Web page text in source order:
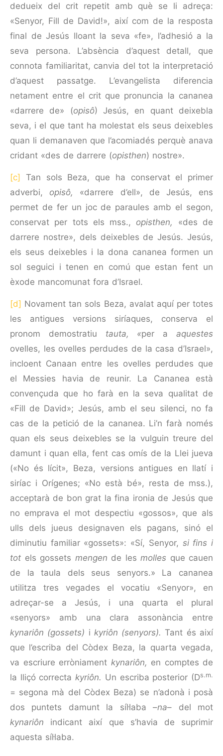
dedueix del crit repetit amb què se li adreça:
«Senyor, Fill de David!», així com de la resposta
final de Jesús lloant la seva «fe», l’adhesió a la
seva persona. L’absència d’aquest detall, que
connota familiaritat, canvia del tot la interpretació
d’aquest passatge. L’evangelista diferencia
netament entre el crit que pronuncia la cananea
«darrere de» (opisô) Jesús, en quant deixebla
seva, i el que tant ha molestat els seus deixebles
quan li demanaven que l’acomiadés perquè anava
cridant «des de darrere (opisthen) nostre».
[c] Tan sols Beza, que ha conservat el primer
adverbi, opisô, «darrere d’ell», de Jesús, ens
permet de fer un joc de paraules amb el segon,
conservat per tots els mss., opisthen, «des de
darrere nostre», dels deixebles de Jesús. Jesús,
els seus deixebles i la dona cananea formen un
sol seguici i tenen en comú que estan fent un
èxode mancomunat fora d’Israel.
[d] Novament tan sols Beza, avalat aquí per totes
les antigues versions siríaques, conserva el
pronom demostratiu tauta, «per aaquestes
ovelles, les ovelles perdudes de la casa d’Israel»,
incloent Canaan entre les ovelles perdudes que
el Messies havia de reunir. La Cananea està
convençuda que ho farà en la seva qualitat de
«Fill de David»; Jesús, amb el seu silenci, no fa
cas de la petició de la cananea. Li’n farà només
quan els seus deixebles se la vulguin treure del
damunt i quan ella, fent cas omís de la Llei jueva
(«No és lícit», Beza, versions antigues en llatí i
siríac i Orígenes; «No està bé», resta de mss.),
acceptarà de bon grat la fina ironia de Jesús que
no emprava el mot despectiu «gossos», que als
ulls dels jueus designaven els pagans, sinó el
diminutiu familiar «gossets»: «Sí, Senyor, si fins i
tot els gossets mengen de les molles que cauen
de la taula dels seus senyors.» La cananea
utilitza tres vegades el vocatiu «Senyor», en
adreçar-se a Jesús, i una quarta el plural
«senyors» amb una clara assonància entre
kynariôn (gossets) i kyriôn (senyors).Tant és així
que l’escriba del Còdex Beza, la quarta vegada,
va escriure erròniament kynariôn, en comptes de
la lliçó correctakyriôn. Un escriba posterior (Ds.m.
= segona mà del Còdex Beza) se n’adonà i posà
dos puntets damunt la síl·laba –na– del mot
kynariôn indicant així que s’havia de suprimir
aquesta síl·laba.